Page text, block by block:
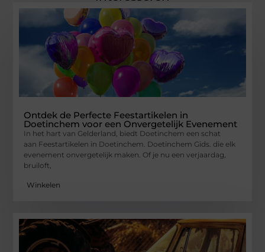
Ontdek de Perfecte Feestartikelen in
Doetinchem voor een Onvergetelijk Evenement
In het hart van Gelderland, biedt Doetinchem een schat
aan Feestartikelen in Doetinchem. Doetinchem Gids. die elk
evenement onvergetelijk maken. Of je nu een verjaardag,
bruiloft,
Winkelen